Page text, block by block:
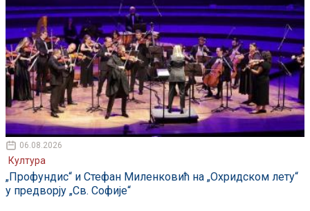
06.08.2026
Култура
„Профундис“ и Стефан Миленковић на „Охридском лету“
у предворју „Св. Софије“